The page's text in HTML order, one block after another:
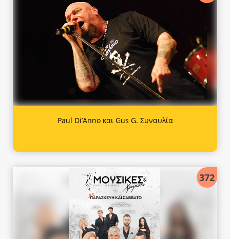
Paul Di’Anno και Gus G. Συναυλία
372